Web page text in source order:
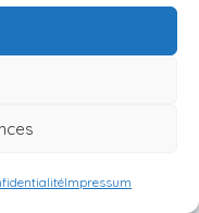
Impressum
la banque. Cela
dossier
défi